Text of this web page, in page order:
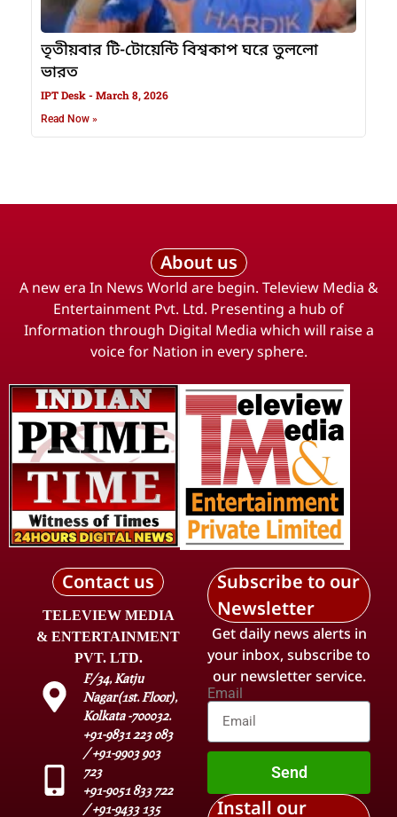
তৃতীয়বার টি-টোয়েন্টি বিশ্বকাপ ঘরে তুললো
ভারত
IPT Desk March 8, 2026
Read Now »
About us
A new era In News World are begin. Teleview Media &
Entertainment Pvt. Ltd. Presenting a hub of
Information through Digital Media which will raise a
voice for Nation in every sphere.
Contact us
TELEVIEW MEDIA
& ENTERTAINMENT
PVT. LTD.
F/34, Katju
Nagar(1st. Floor),
Kolkata -700032.
+91-9831 223 083
/ +91-9903 903
723
+91-9051 833 722
/ +91-9433 135
Subscribe to our
Newsletter
Get daily news alerts in
your inbox, subscribe to
our newsletter service.
Email
Send
Install our